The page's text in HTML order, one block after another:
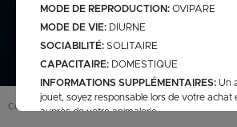
MODE DE REPRODUCTION: OVIPARE
MODE DE VIE: DIURNE
SOCIABILITÉ: SOLITAIRE
CAPACITAIRE: DOMESTIQUE
INFORMATIONS SUPPLÉMENTAIRES: Un
jouet, soyez responsable lors de votre achat
auprès de votre animalerie.
gamme verte
retrouver sur le site
web)
elv francais
elv pologne
discus elv asiatique
Eau douce
Conditions générales de vente ( CGV